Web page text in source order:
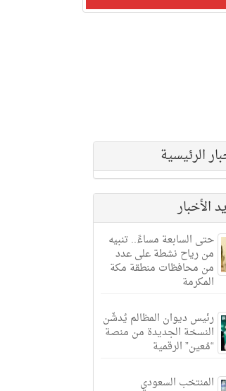
الرئيسية
الأخبار
حتى السابعة مساءً.. تنبيه
من رياح نشطة على عدد
من محافظات منطقة مكة
المكرمة
رئيس ديوان المظالم يُدشّن
النسخة الجديدة من منصة
“مُعين” الرقمية
المنتخب السعودي